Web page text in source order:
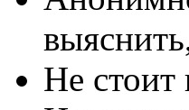
Не стоит